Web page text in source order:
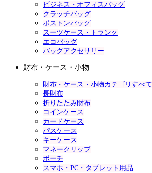
ビジネス・オフィスバッグ
クラッチバッグ
ボストンバッグ
スーツケース・トランク
エコバッグ
バッグアクセサリー
財布・ケース・小物
財布・ケース・小物カテゴリすべて
長財布
折りたたみ財布
コインケース
カードケース
パスケース
キーケース
マネークリップ
ポーチ
スマホ・PC・タブレット用品